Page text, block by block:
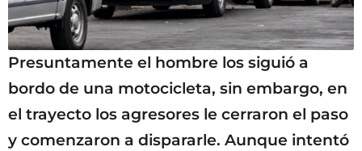
Presuntamente el hombre los siguió a
bordo de una motocicleta, sin embargo, en
el trayecto los agresores le cerraron el paso
y comenzaron a dispararle. Aunque intentó